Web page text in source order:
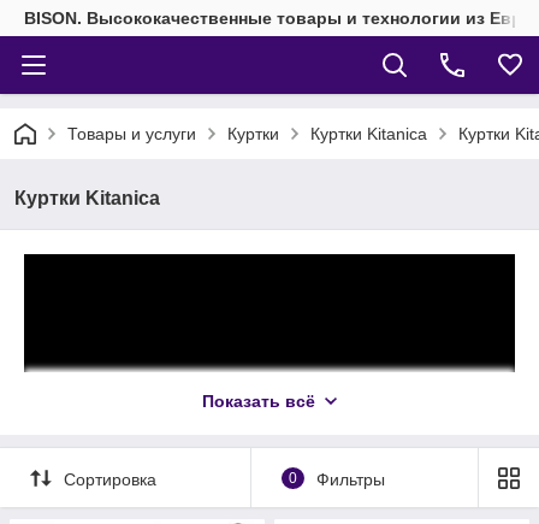
BISON. Высококачественные товары и технологии из
Товары и услуги Куртки Куртки Kitanica Куртки
Куртки Kitanica
Показать всё
Сортировка 0 Фильтры